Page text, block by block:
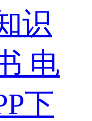
识
电
下